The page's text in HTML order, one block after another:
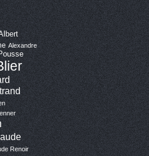
Alexandre
Renoir